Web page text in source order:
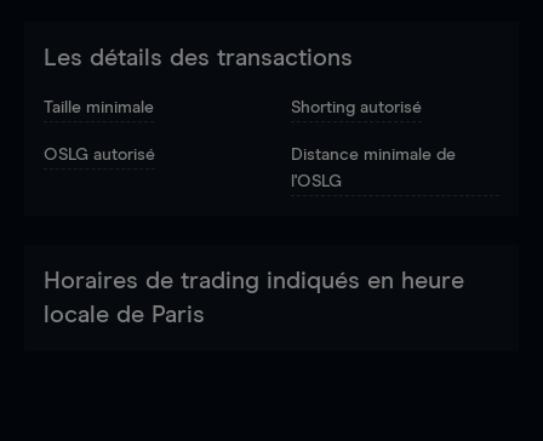
Les détails des transactions
Taille minimale Shorting autorisé
OSLG autorisé
Distance minimale de
l'OSLG
Horaires de trading indiqués en heure
locale de Paris